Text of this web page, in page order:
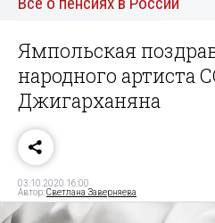
Ямпольская
народного артиста
Джигарханяна
03.10.2020 16:00
Автор:Светлана Заверняева